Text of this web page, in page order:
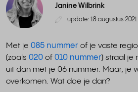
Janine Wilbrink
update: 18 augustus 2021
Met je 085 nummer of je vaste
(zoals 020 of 010 nummer) straal je
uit dan met je 06 nummer. Maar, je
overkomen. Wat doe je dan?